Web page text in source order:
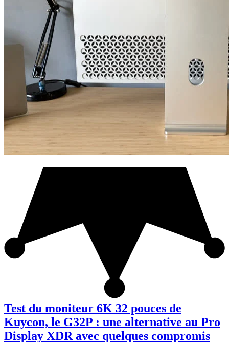
Test du moniteur 6K 32 pouces de
Kuycon, le G32P : une alternative au Pro
Display XDR avec quelques compromis